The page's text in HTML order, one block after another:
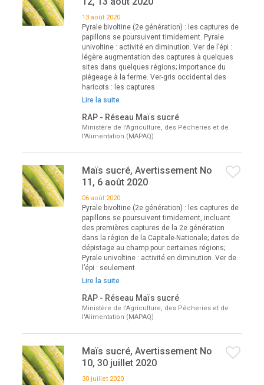
13 août 2020
Pyrale bivoltine (2e génération) : les captures de
papillons se poursuivent timidement. Pyrale
univoltine : activité en diminution. Ver de l’épi :
légère augmentation des captures à quelques
sites dans quelques régions; importance du
piégeage à la ferme. Ver-gris occidental des
haricots : les captures
Lire la suite
RAP - Réseau Maïs sucré
Ministère de l'Agriculture, des Pêcheries et de
l'Alimentation (MAPAQ)
Maïs sucré, Avertissement No
11, 6 août 2020
06 août 2020
Pyrale bivoltine (2e génération) : les captures de
papillons se poursuivent timidement, incluant
des premières captures de la 2e génération
dans la région de la Capitale-Nationale; dates de
dépistage au champ pour certaines régions;
Pyrale univoltine : activité en diminution. Ver de
l’épi : seulement
Lire la suite
RAP - Réseau Maïs sucré
Ministère de l'Agriculture, des Pêcheries et de
l'Alimentation (MAPAQ)
Maïs sucré, Avertissement No
10, 30 juillet 2020
30 juillet 2020